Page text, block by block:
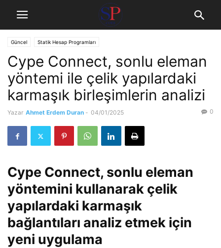
Güncel Statik Hesap Programları
Cype Connect, sonlu eleman
yöntemi ile çelik yapılardaki
karmaşık birleşimlerin analizi
Yazar Ahmet Erdem Duran - 04/01/2025 0
Cype Connect, sonlu eleman
yöntemini kullanarak çelik
yapılardaki karmaşık
bağlantıları analiz etmek için
yeni uygulama